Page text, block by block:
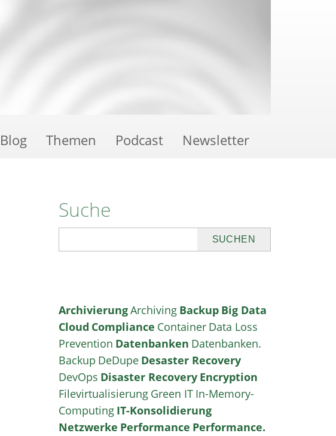
Blog Themen Podcast Newsletter
Suche
ArchivierungArchiving Backup Big Data
Cloud Compliance Container Data Loss
Prevention Datenbanken Datenbanken.
Backup DeDupe Desaster Recovery
DevOps Disaster Recovery Encryption
Filevirtualisierung Green IT In-Memory-
Computing IT-Konsolidierung
Netzwerke Performance Performance.